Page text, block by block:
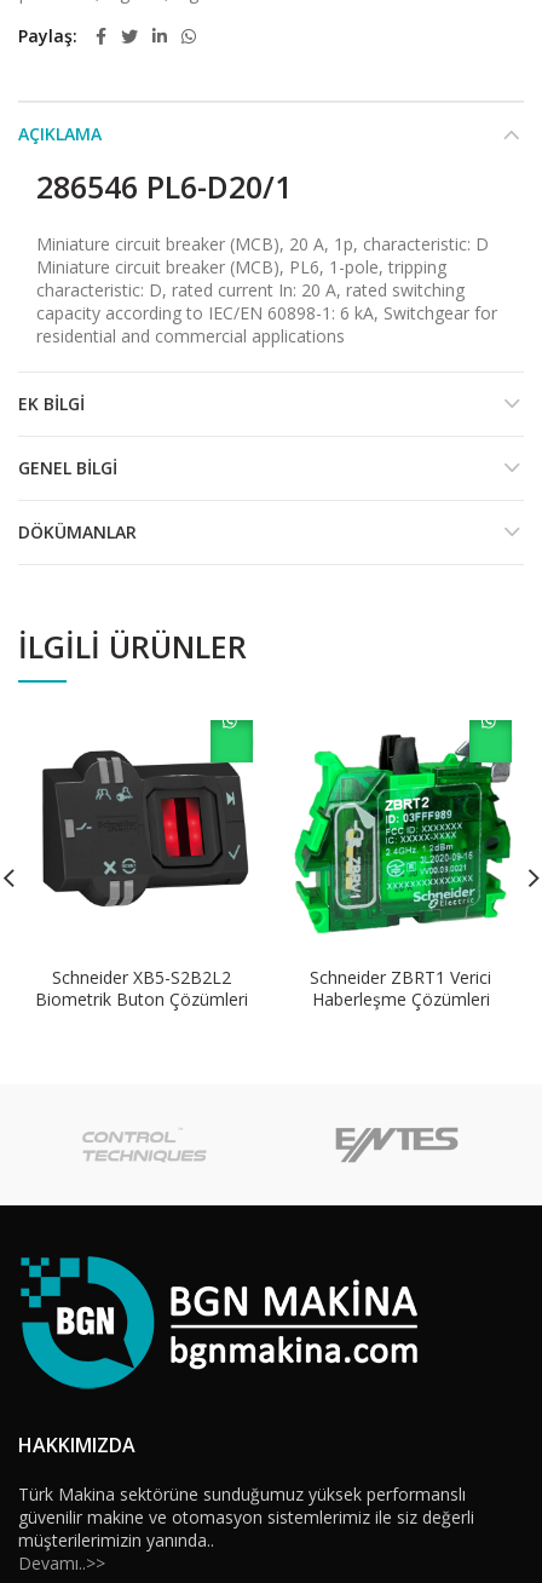
Paylaş
AÇIKLAMA
286546 PL6-D20/1
Miniature circuit breaker (MCB), 20 A, 1p, characteristic: D
Miniature circuit breaker (MCB), PL6, 1-pole, tripping
characteristic: D, rated current In: 20 A, rated switching
capacity according to IEC/EN 60898-1: 6 kA, Switchgear for
residential and commercial applications
EK BILGI
GENEL BILGI
DÖKÜMANLAR
İLGILI ÜRÜNLER
Schneider XB5-S2B2L2
Biometrik Buton Çözümleri
Schneider ZBRT1 Verici
Haberleşme Çözümleri
HAKKIMIZDA
Türk Makina sektörüne sunduğumuz yüksek performanslı
güvenilir makine ve otomasyon sistemlerimiz ile siz değerli
müşterilerimizin yanında..
Devamı..>>